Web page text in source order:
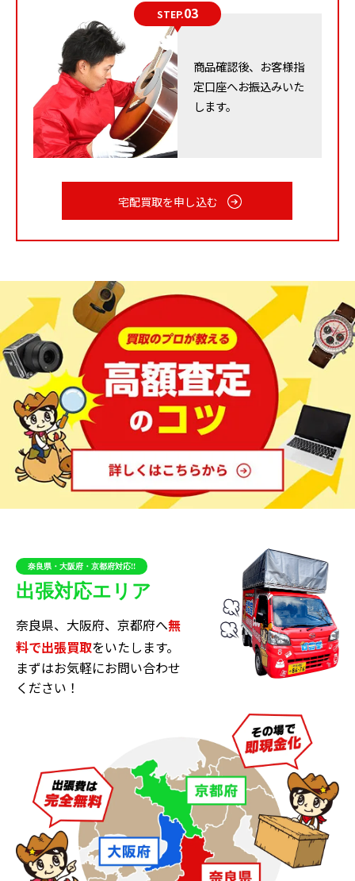
BOSE（ボーズ）のスピーカー
BOSEは、その重低音の迫力で知られるオーディオブラ
ンドです。その中でも「SOUNDLINK」シリーズやサウ
ンドバーやスマートスピーカーは非常に人気があり、高
音質な音楽体験を提供します。
特に、「SOUNDLINK MINI II Special Edition」は小さな
サイズながら豊かな低音域を再生でき、どこでも高音質
な音楽を楽しむことができます。さらにこのスピーカー
います。これは、通話や音声アシスタントを活用したい
方にとって、理想的な選択肢です。
一方、「SoundLink Revolve II Bluetooth speaker」
は、360度の音響ディフレクターを利用してサウンドを
全方向に均一に拡散します。その結果、どの角度からで
も均一な音楽体験が可能になります。そのコンパクトな
サイズにもかかわらず、パワフルな音楽体験が可能で、
またボディには衝撃に強い素材が使われています。
す。そのデザイン、性能、そして汎用性は、BOSEのスピ
ーカーがなぜこれほどまでに人気があるのかを示してい
ます。
広く好まれるブックシェルフ型スピーカ
ー
昨今のトレンドとしては、狭いスペースで十分な機能を
有するスピーカーを購入するケースが増えてきていま
す。そのためブックシェルフ型は人気です。特に都市部
の賃貸住宅で生活する場合は隣人とのトラブルの恐れが
あることから、音楽も映画もあまり大きな音で楽しむこ
とはできません。
そのためパワーのあるフロア型やトールボーイ型を選ぶ
STEP.03
商品確認後、お客様指
定口座へお振込みいた
します。
宅配買取を申し込む
奈良県・大阪府・京都府対応!!
出張対応エリア
奈良県、大阪府、京都府へ無
料で出張買取をいたします。
まずはお気軽にお問い合わせ
ください！